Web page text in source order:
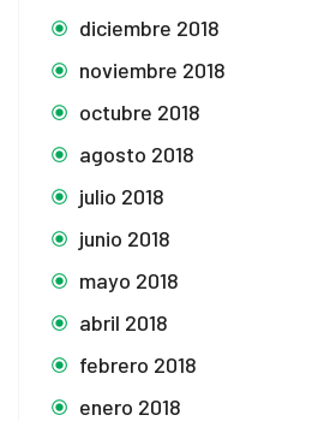
diciembre 2018
noviembre 2018
octubre 2018
agosto 2018
julio 2018
junio 2018
mayo 2018
abril 2018
febrero 2018
enero 2018